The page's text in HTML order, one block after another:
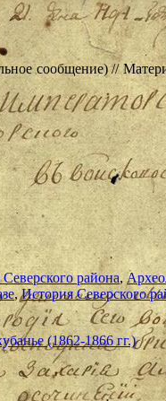
сообщение) //
района,
,История Северского
(1862-1866 гг.)